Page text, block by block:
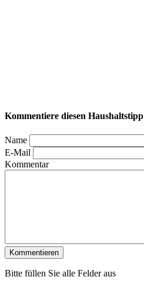
Kommentiere diesen Haushaltstipp
Name
E-Mail
Kommentar
Bitte füllen Sie alle Felder aus